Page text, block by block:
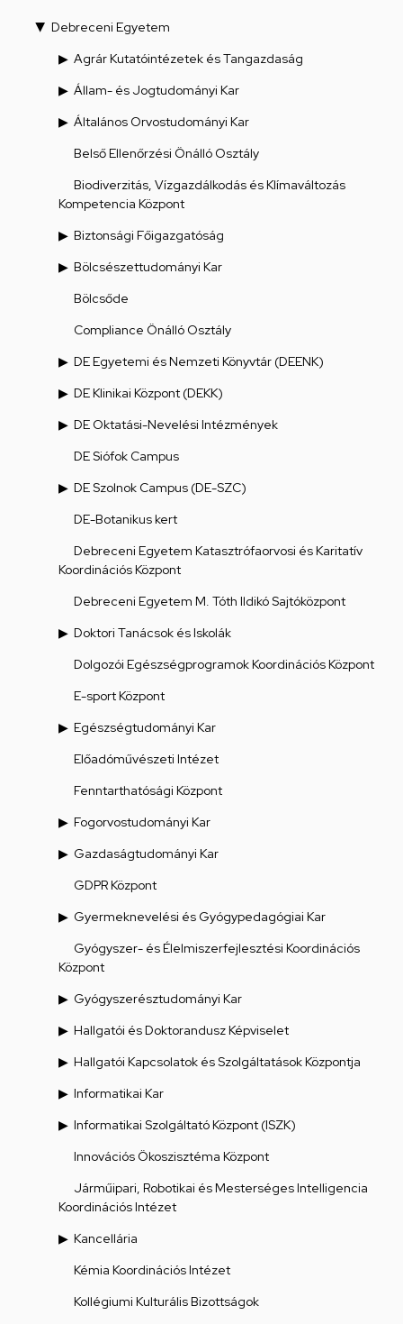
Debreceni Egyetem
Agrár Kutatóintézetek és Tangazdaság
Állam- és Jogtudományi Kar
Általános Orvostudományi Kar
Belső Ellenőrzési Önálló Osztály
Biodiverzitás, Vízgazdálkodás és Klímaváltozás
Kompetencia Központ
Biztonsági Főigazgatóság
Bölcsészettudományi Kar
Bölcsőde
Compliance Önálló Osztály
DE Egyetemi és Nemzeti Könyvtár (DEENK)
DE Klinikai Központ (DEKK)
DE Oktatási-Nevelési Intézmények
DE Siófok Campus
DE Szolnok Campus (DE-SZC)
DE-Botanikus kert
Debreceni Egyetem Katasztrófaorvosi és Karitatív
Koordinációs Központ
Debreceni Egyetem M. Tóth Ildikó Sajtóközpont
Doktori Tanácsok és Iskolák
Dolgozói Egészségprogramok Koordinációs Központ
E-sport Központ
Egészségtudományi Kar
Előadóművészeti Intézet
Fenntarthatósági Központ
Fogorvostudományi Kar
Gazdaságtudományi Kar
GDPR Központ
Gyermeknevelési és Gyógypedagógiai Kar
Gyógyszer- és Élelmiszerfejlesztési Koordinációs
Központ
Gyógyszerésztudományi Kar
Hallgatói és Doktorandusz Képviselet
Hallgatói Kapcsolatok és Szolgáltatások Központja
Informatikai Kar
Informatikai Szolgáltató Központ (ISZK)
Innovációs Ökoszisztéma Központ
Járműipari, Robotikai és Mesterséges Intelligencia
Koordinációs Intézet
Kancellária
Kémia Koordinációs Intézet
Kollégiumi Kulturális Bizottságok